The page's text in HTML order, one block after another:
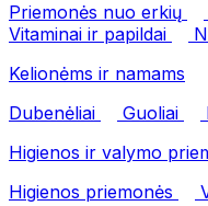
Priemonės nuo erkių
Vitaminai ir papildai
Kelionėms ir namams
Dubenėliai
Guoliai
Higienos ir valymo
Higienos priemonės